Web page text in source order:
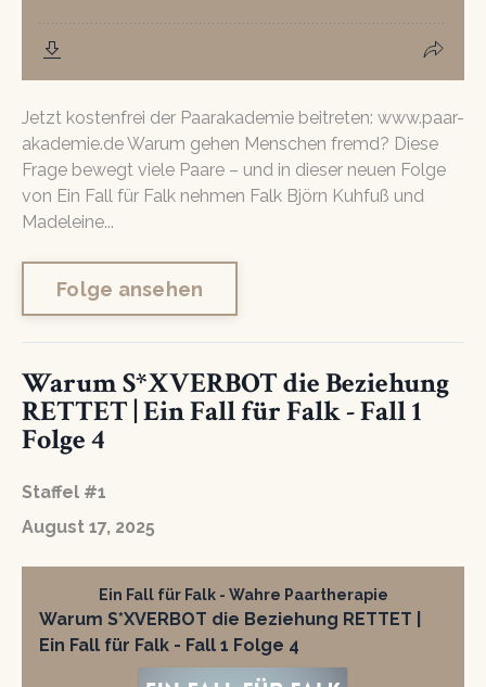
Jetzt kostenfrei der Paarakademie beitreten: www.paar-
akademie.de Warum gehen Menschen fremd? Diese
Frage bewegt viele Paare – und in dieser neuen Folge
von Ein Fall für Falk nehmen Falk Björn Kuhfuß und
Madeleine...
Folge ansehen
Warum S*XVERBOT die Beziehung
RETTET | Ein Fall für Falk - Fall 1
Folge 4
Staffel #1
August 17, 2025